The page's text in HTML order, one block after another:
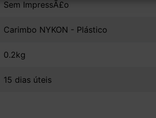
Sem ImpressÃ£o
Carimbo NYKON - Plástico
0.2kg
15 dias úteis